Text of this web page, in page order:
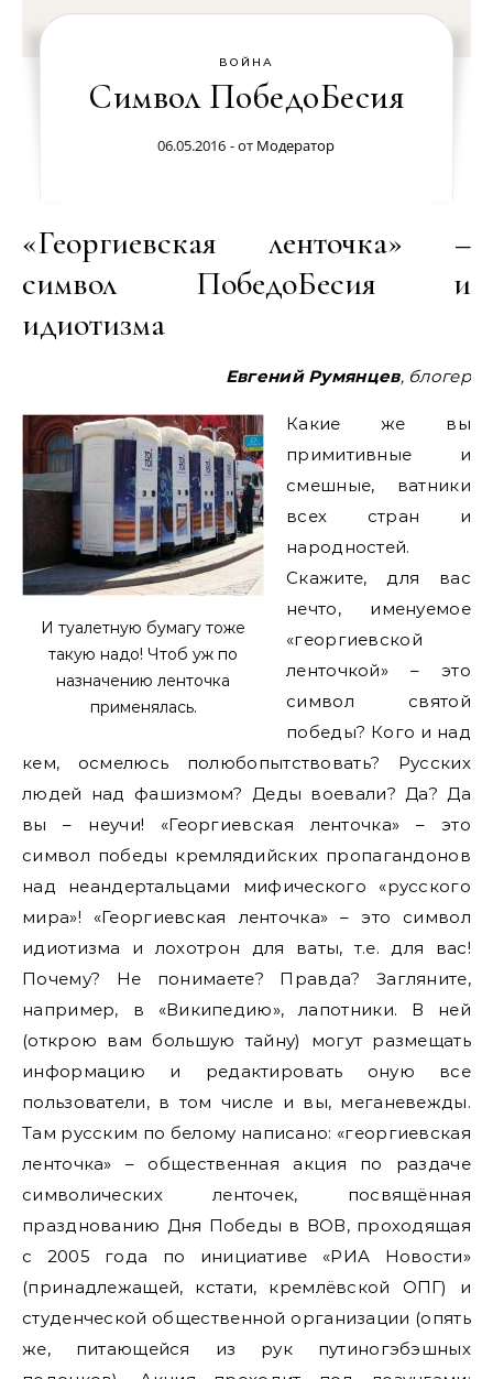
ВОЙНА
Символ ПобедоБесия
06.05.2016 - от Модератор
«Георгиевская ленточка» –
символ ПобедоБесия и
идиотизма
Евгений Румянцев, блогер
И туалетную бумагу тоже
такую надо! Чтоб уж по
назначению ленточка
применялась.
Какие же вы
примитивные и
смешные, ватники
всех стран и
народностей.
Скажите, для вас
нечто, именуемое
«георгиевской
ленточкой» – это
символ святой
победы? Кого и над
кем, осмелюсь полюбопытствовать? Русских
людей над фашизмом? Деды воевали? Да? Да
вы – неучи! «Георгиевская ленточка» – это
символ победы кремлядийских пропагандонов
над неандертальцами мифического «русского
мира»! «Георгиевская ленточка» – это символ
идиотизма и лохотрон для ваты, т.е. для вас!
Почему? Не понимаете? Правда? Загляните,
например, в «Википедию», лапотники. В ней
(открою вам большую тайну) могут размещать
информацию и редактировать оную все
пользователи, в том числе и вы, меганевежды.
Там русским по белому написано: «георгиевская
ленточка» – общественная акция по раздаче
символических ленточек, посвящённая
празднованию Дня Победы в ВОВ, проходящая
с 2005 года по инициативе «РИА Новости»
(принадлежащей, кстати, кремлёвской ОПГ) и
студенческой общественной организации (опять
же, питающейся из рук путиногэбэшных